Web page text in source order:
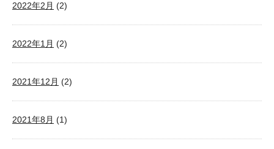
2022年2月 (2)
2022年1月 (2)
2021年12月 (2)
2021年8月 (1)